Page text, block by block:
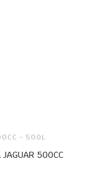
- 500L
500CC